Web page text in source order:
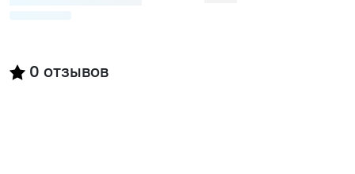
0 отзывов